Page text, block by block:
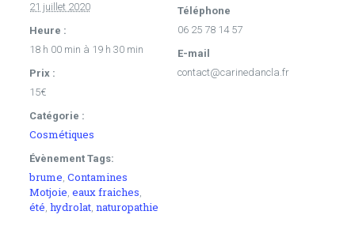
21 juillet 2020
Heure :
18 h 00 min à 19 h 30 min
Prix :
15€
Catégorie :
Cosmétiques
Évènement Tags:
brume, Contamines
Motjoie, eaux fraiches,
été, hydrolat, naturopathie
Téléphone
06 25 78 14 57
E-mail
contact@carinedancla.fr